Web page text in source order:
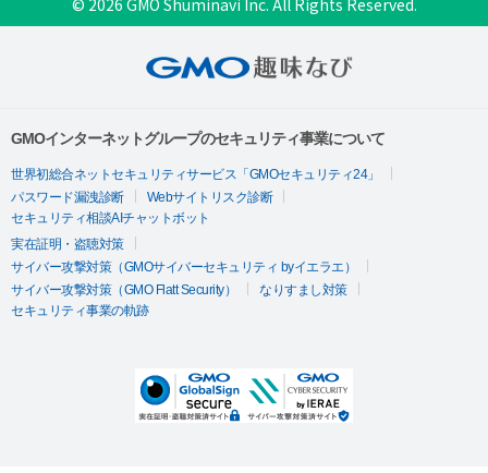
© 2026 GMO Shuminavi Inc. All Rights Reserved.